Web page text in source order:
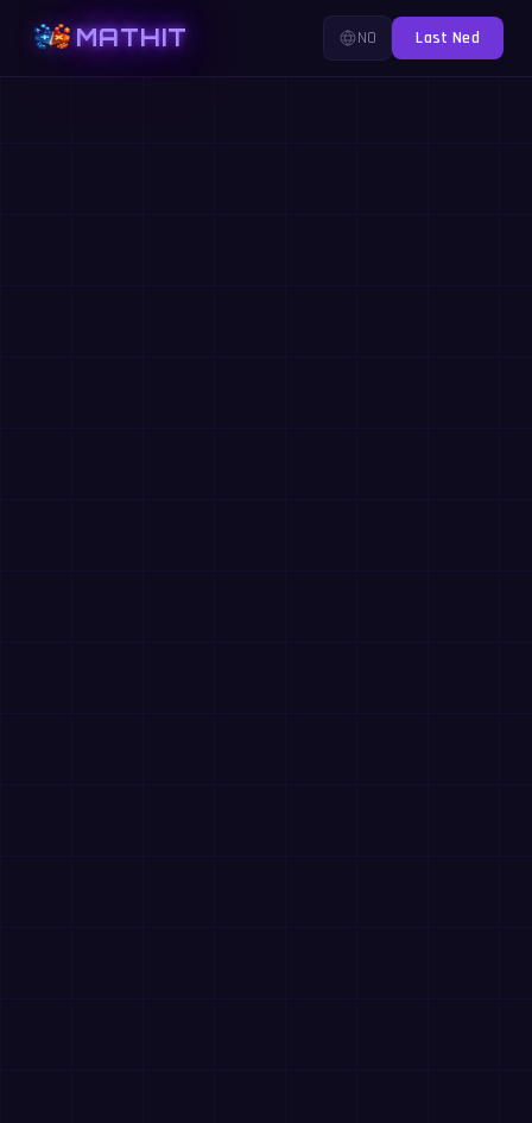
MATHIT NO Last Ned